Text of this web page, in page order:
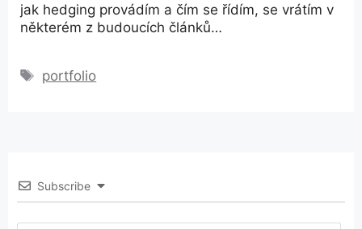
jak hedging provádím a čím se řídím, se vrátím v
některém z budoucích článků…
Štítky
portfolio
Subscribe